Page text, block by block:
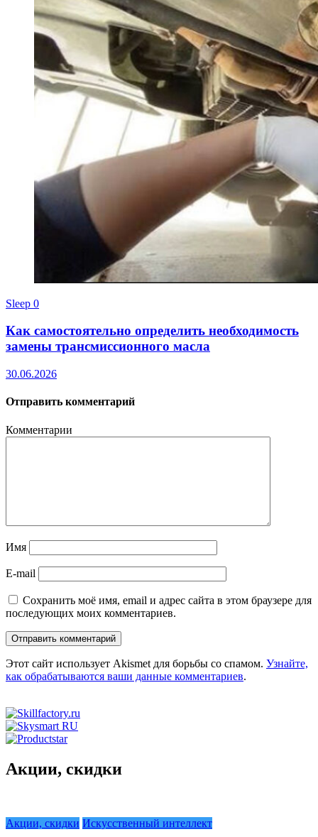
Sleep 0
Как самостоятельно определить необходимость
замены трансмиссионного масла
30.06.2026
Отправить комментарий
Комментарии
Имя
E-mail
Сохранить моё имя, email и адрес сайта в этом браузере для
последующих моих комментариев.
Этот сайт использует Akismet для борьбы со спамом. Узнайте,
как обрабатываются ваши данные комментариев.
Акции, скидки
Акции, скидки Искусственный интеллект